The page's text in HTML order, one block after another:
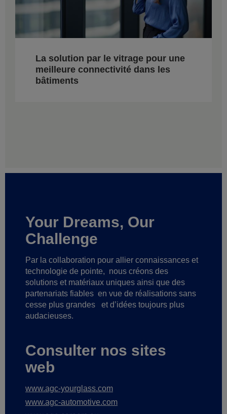
La solution par le vitrage pour une
meilleure connectivité dans les
bâtiments
Your Dreams, Our
Challenge
Par la collaboration pour allier connaissances et
technologie de pointe, nous créons des
solutions et matériaux uniques ainsi que des
partenariats fiables en vue de réalisations sans
cesse plus grandes
et d’idées toujours plus
audacieuses.
Consulter nos sites
web
www.agc-yourglass.com
www.agc-automotive.com